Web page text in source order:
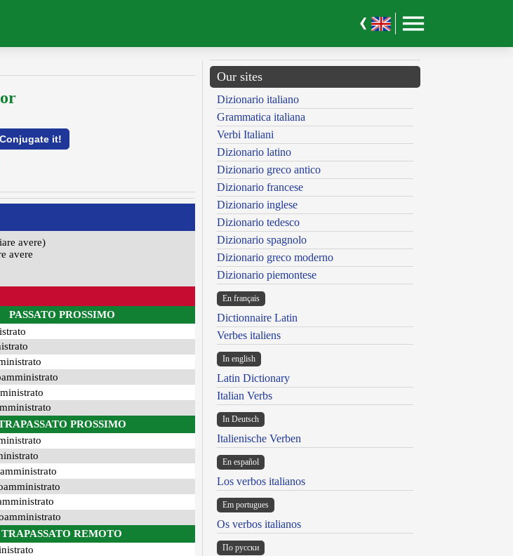
avere)
avere
PASSATO PROSSIMO
PROSSIMO
TRAPASSATO REMOTO
Our sites
Dizionario italiano
Grammatica italiana
Verbi Italiani
Dizionario latino
Dizionario greco antico
Dizionario francese
Dizionario inglese
Dizionario tedesco
Dizionario spagnolo
Dizionario greco moderno
Dizionario piemontese
En français
Dictionnaire Latin
Verbes italiens
In english
Latin Dictionary
Italian Verbs
In Deutsch
Italienische Verben
En español
Los verbos italianos
Em portugues
Os verbos italianos
По русски